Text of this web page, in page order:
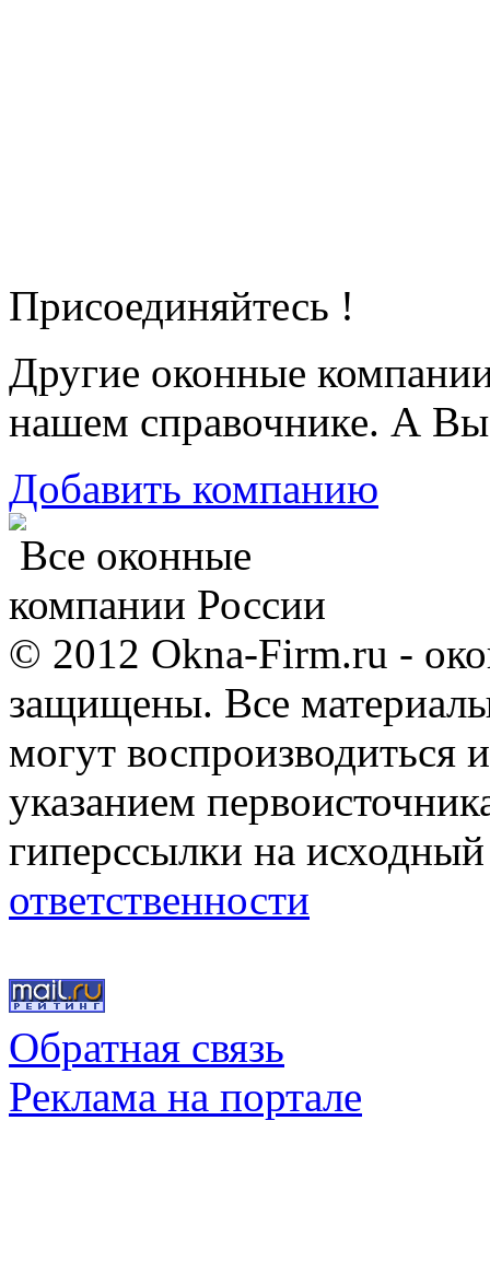
Присоединяйтесь !
Другие оконные
нашем справочнике. А
Добавить компанию
Все оконные
компании России
© 2012 Okna-Firm.ru -
защищены. Все
могут воспроизводиться
указанием
гиперссылки на
ответственности
Обратная связь
Реклама на портале